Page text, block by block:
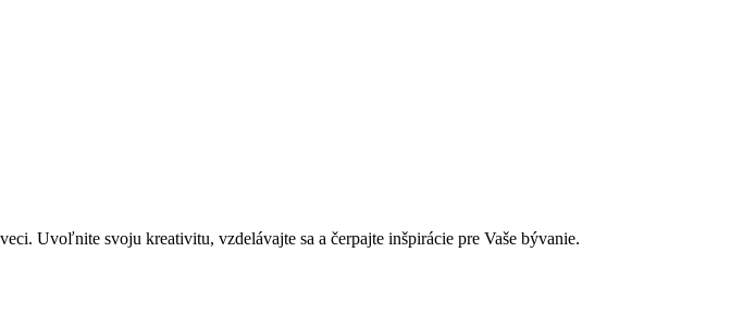
Uvoľnite svoju kreativitu, vzdelávajte sa a čerpajte inšpirácie pre Vaše bývanie.